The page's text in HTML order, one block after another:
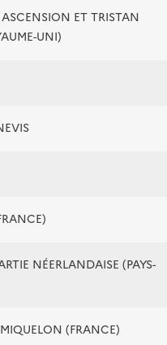
ET TRISTAN
UNI)
NÉERLANDAISE (PAYS-
(FRANCE)